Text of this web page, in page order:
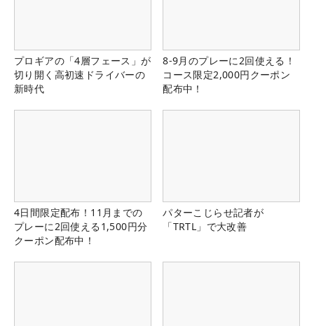
プロギアの「4層フェース」が
切り開く高初速ドライバーの
新時代
8-9月のプレーに2回使える！
コース限定2,000円クーポン
配布中！
4日間限定配布！11月までの
プレーに2回使える1,500円分
クーポン配布中！
パターこじらせ記者が
「TRTL」で大改善